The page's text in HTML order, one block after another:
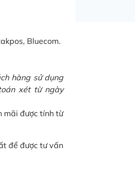
Bluecom.
hàng sử dụng
xét từ ngày
mãi được tính từ
để được tư vấn